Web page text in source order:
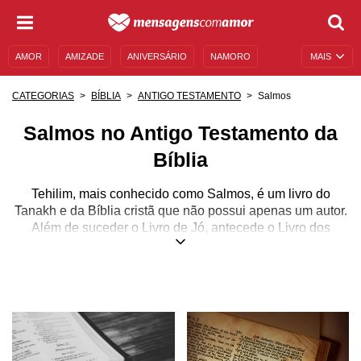
MAIS
AMOR AMIZADE ANIVERSÁRIO NAMORO
CATEGORIAS BÍBLIA ANTIGO TESTAMENTO Salmos
Salmos no Antigo Testamento da
Bíblia
Tehilim, mais conhecido como Salmos, é um livro do
Tanakh e da Bíblia cristã que não possui apenas um autor.
Além de suceder o Livro de Jó, antecede o Livro dos
Provérbios e inicia, assim, os “livros poéticos” e os “livros
por 150 cânticos e poemas que são considerados o
coração do Antigo Testamento. Tudo o que achamos nele
é como uma síntese que reúne todos os estilos e temas